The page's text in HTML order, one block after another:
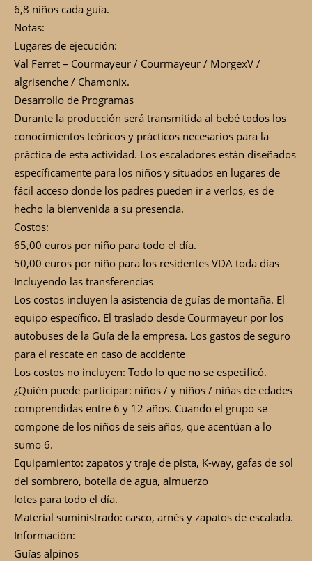
6,8 niños cada guía.
Notas:
Lugares de ejecución:
Val Ferret – Courmayeur / Courmayeur / MorgexV /
algrisenche / Chamonix.
Desarrollo de Programas
Durante la producción será transmitida al bebé todos los
conocimientos teóricos y prácticos necesarios para la
práctica de esta actividad. Los escaladores están diseñados
específicamente para los niños y situados en lugares de
fácil acceso donde los padres pueden ir a verlos, es de
hecho la bienvenida a su presencia.
Costos:
65,00 euros por niño para todo el día.
50,00 euros por niño para los residentes VDA toda días
Incluyendo las transferencias
Los costos incluyen la asistencia de guías de montaña. El
equipo específico. El traslado desde Courmayeur por los
autobuses de la Guía de la empresa. Los gastos de seguro
para el rescate en caso de accidente
Los costos no incluyen: Todo lo que no se especificó.
¿Quién puede participar: niños / y niños / niñas de edades
comprendidas entre 6 y 12 años. Cuando el grupo se
compone de los niños de seis años, que acentúan a lo
sumo 6.
Equipamiento: zapatos y traje de pista, K-way, gafas de sol
del sombrero, botella de agua, almuerzo
lotes para todo el día.
Material suministrado: casco, arnés y zapatos de escalada.
Información:
Guías alpinos